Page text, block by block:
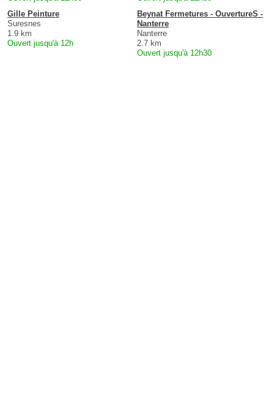
Gille Peinture
Suresnes
1.9 km
Ouvert jusqu'à 12h
Beynat Fermetures - OuvertureS -
Nanterre
Nanterre
2.7 km
Ouvert jusqu'à 12h30